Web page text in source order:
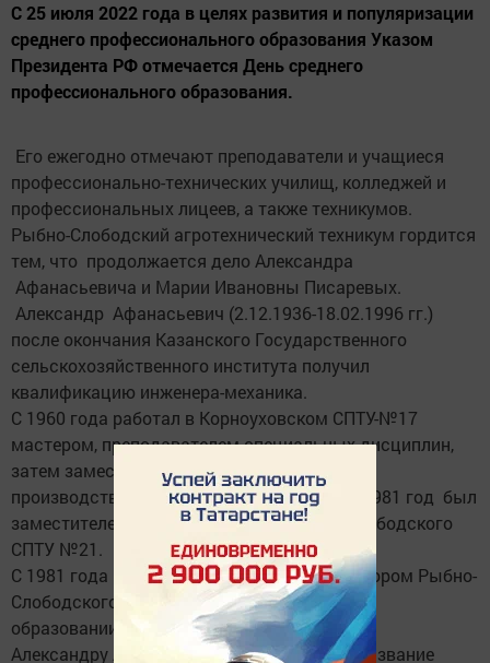
С 25 июля 2022 года в целях развития и популяризации
среднего профессионального образования Указом
Президента РФ отмечается День среднего
профессионального образования.
Его ежегодно отмечают преподаватели и учащиеся
профессионально-технических училищ, колледжей и
профессиональных лицеев, а также техникумов.
Рыбно-Слободский агротехнический техникум гордится
тем, что продолжается дело Александра
Афанасьевича и Марии Ивановны Писаревых.
Александр Афанасьевич (2.12.1936-18.02.1996 гг.)
после окончания Казанского Государственного
сельскохозяйственного института получил
квалификацию инженера-механика.
С 1960 года работал в Корноуховском СПТУ-№17
мастером, преподавателем специальных дисциплин,
затем заместителем директора по учебно-
производственной работе. С 1974 года по 1981 год был
заместителем директора по УПР Рыбно-Слободского
СПТУ №21.
С 1981 года по 1994 годы трудился директором Рыбно-
Слободского ССПТУ №85. Его общий стаж в
образовании 34 года.
Александру Афанасьевичу было присвоено звание